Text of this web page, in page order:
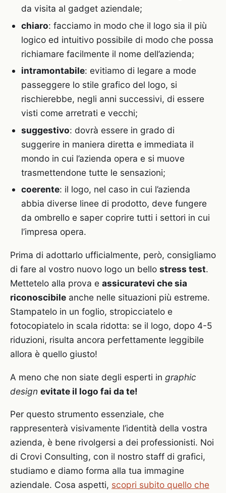
da visita al gadget aziendale;
chiaro: facciamo in modo che il logo sia il più
logico ed intuitivo possibile di modo che possa
richiamare facilmente il nome dell’azienda;
intramontabile: evitiamo di legare a mode
passeggere lo stile grafico del logo, si
rischierebbe, negli anni successivi, di essere
visti come arretrati e vecchi;
suggestivo: dovrà essere in grado di
suggerire in maniera diretta e immediata il
mondo in cui l’azienda opera e si muove
trasmettendone tutte le sensazioni;
coerente: il logo, nel caso in cui l’azienda
abbia diverse linee di prodotto, deve fungere
da ombrello e saper coprire tutti i settori in cui
l’impresa opera.
Prima di adottarlo ufficialmente, però, consigliamo
di fare al vostro nuovo logo un bello stress test.
Mettetelo alla prova e assicuratevi che sia
riconoscibile anche nelle situazioni più estreme.
Stampatelo in un foglio, stropicciatelo e
fotocopiatelo in scala ridotta: se il logo, dopo 4-5
riduzioni, risulta ancora perfettamente leggibile
allora è quello giusto!
A meno che non siate degli esperti in graphic
design evitate il logo fai da te!
Per questo strumento essenziale, che
rappresenterà visivamente l’identità della vostra
azienda, è bene rivolgersi a dei professionisti. Noi
di Crovi Consulting, con il nostro staff di grafici,
studiamo e diamo forma alla tua immagine
aziendale. Cosa aspetti, scopri subito quello che